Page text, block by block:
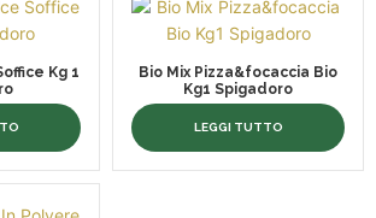
Kg 1
Bio Mix Pizza&focaccia Bio
Kg1 Spigadoro
LEGGI TUTTO